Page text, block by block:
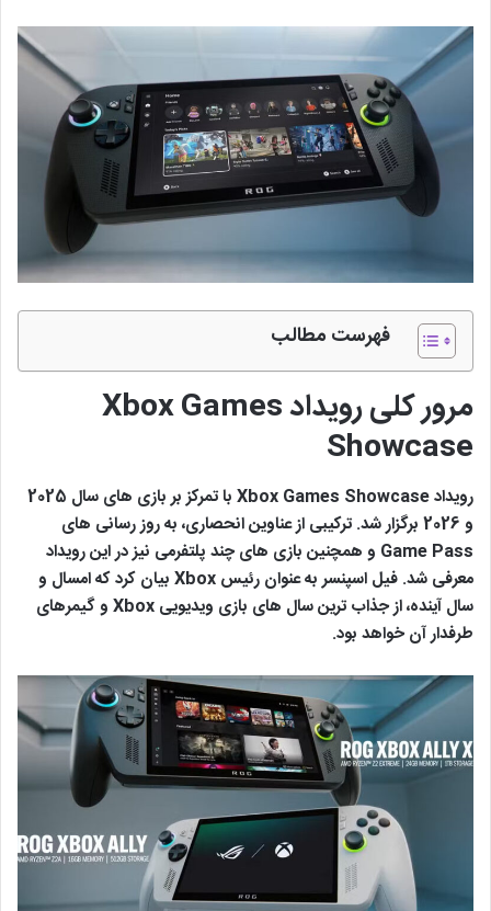
فهرست مطالب
مرور کلی رویدادXbox Games
Showcase
رویداد Xbox Games Showcase با تمرکز بر بازی های سال 2025
و 2026 برگزار شد. ترکیبی از عناوین انحصاری، به روز رسانی های
Game Pass و همچنین بازی های چند پلتفرمی نیز در این رویداد
معرفی شد. فیل اسپنسر به عنوان رئیس Xbox بیان کرد که امسال و
سال آینده، از جذاب ترین سال های بازی ویدیویی Xbox و گیمرهای
طرفدار آن خواهد بود.